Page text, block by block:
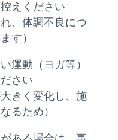
えください
、体調不良につ
す）
運動（ヨガ等）
さい
きく変化し、施
るため）